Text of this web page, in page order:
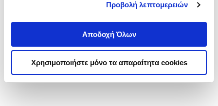
Προβολή λεπτομερειών
Αποδοχή Όλων
Χρησιμοποιήστε μόνο τα απαραίτητα cookies